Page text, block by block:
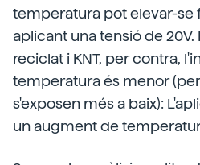
temperatura pot elevar-se
aplicant una tensió de 20V.
reciclat i KNT, per contra,
temperatura és menor
s'exposen més a baix):
un augment de